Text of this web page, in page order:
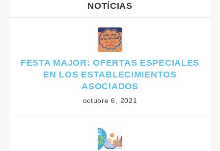
NOTÍCIAS
FESTA MAJOR: OFERTAS ESPECIALES
EN LOS ESTABLECIMIENTOS
ASOCIADOS
octubre 6, 2021